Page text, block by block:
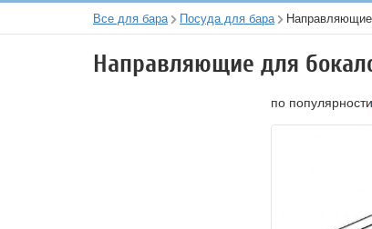
Все для бара Посуда для бара
Направляющие для
по популярности